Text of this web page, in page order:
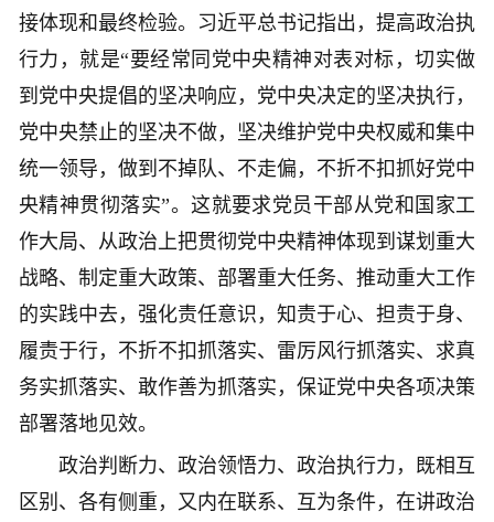
接体现和最终检验。习近平总书记指出，提高政治执
行力，就是“要经常同党中央精神对表对标，切实做
到党中央提倡的坚决响应，党中央决定的坚决执行，
党中央禁止的坚决不做，坚决维护党中央权威和集中
统一领导，做到不掉队、不走偏，不折不扣抓好党中
央精神贯彻落实”。这就要求党员干部从党和国家工
作大局、从政治上把贯彻党中央精神体现到谋划重大
战略、制定重大政策、部署重大任务、推动重大工作
的实践中去，强化责任意识，知责于心、担责于身、
履责于行，不折不扣抓落实、雷厉风行抓落实、求真
务实抓落实、敢作善为抓落实，保证党中央各项决策
部署落地见效。
政治判断力、政治领悟力、政治执行力，既相互
区别、各有侧重，又内在联系、互为条件，在讲政治